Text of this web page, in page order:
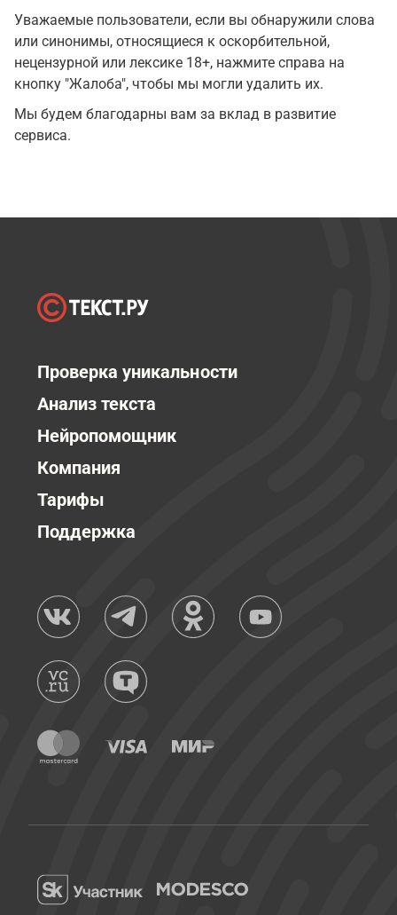
Уважаемые пользователи, если вы обнаружили слова
или синонимы, относящиеся к оскорбительной,
нецензурной или лексике 18+, нажмите справа на
кнопку "Жалоба", чтобы мы могли удалить их.
Мы будем благодарны вам за вклад в развитие
сервиса.
Проверка уникальности
Анализ текста
Нейропомощник
Компания
Тарифы
Поддержка